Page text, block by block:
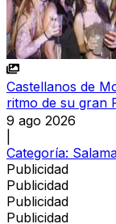
Castellanos de
ritmo de su gran
9 ago 2026
Categoría:
Publicidad
Publicidad
Publicidad
Publicidad